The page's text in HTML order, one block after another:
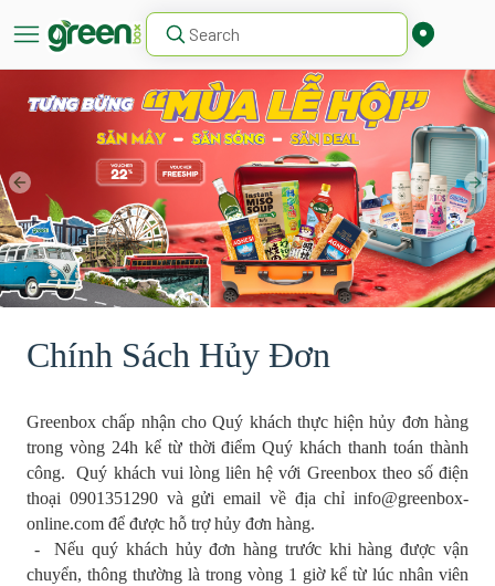
Chính Sách Hủy Đơn
Greenbox chấp nhận cho Quý khách thực hiện hủy đơn hàng
trong vòng 24h kể từ thời điểm Quý khách thanh toán thành
công. Quý khách vui lòng liên hệ với Greenbox theo số điện
thoại 0901351290 và gửi email về địa chỉ info@greenbox-
online.com để được hỗ trợ hủy đơn hàng.
- Nếu quý khách hủy đơn hàng trước khi hàng được vận
chuyển, thông thường là trong vòng 1 giờ kể từ lúc nhân viên